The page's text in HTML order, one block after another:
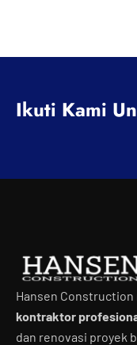
Ikuti Kami
Hansen
kontraktor
dan renovasi proyek